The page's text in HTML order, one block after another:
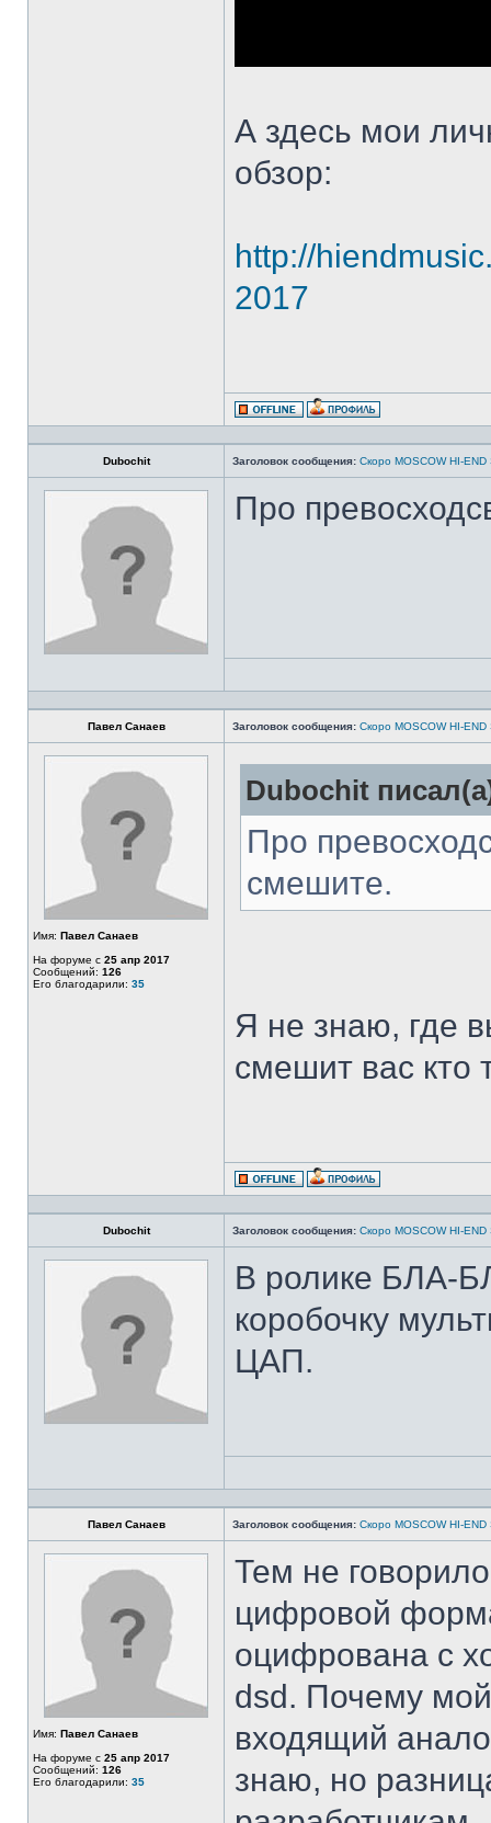
А здесь мои
обзор:
http://
2017
Dubochit Заголовок сообщения: Скоро MOSCOW HI-END
Про
Павел Санаев Заголовок сообщения: Скоро MOSCOW HI-END
Имя: Павел Санаев
На форуме с 25 апр 2017
Сообщений: 126
Его благодарили: 35
Dubochit
Про
смешите.
Я не знаю, где
смешит вас кто
Dubochit Заголовок сообщения: Скоро MOSCOW HI-END
В ролике БЛА-
коробочку
ЦАП.
Павел Санаев Заголовок сообщения: Скоро MOSCOW HI-END
Имя: Павел Санаев
На форуме с 25 апр 2017
Сообщений: 126
Его благодарили: 35
Тем не
цифровой
оцифрована с
dsd. Почему
входящий
знаю, но